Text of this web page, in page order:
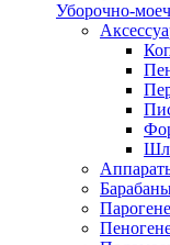
Уборочно-